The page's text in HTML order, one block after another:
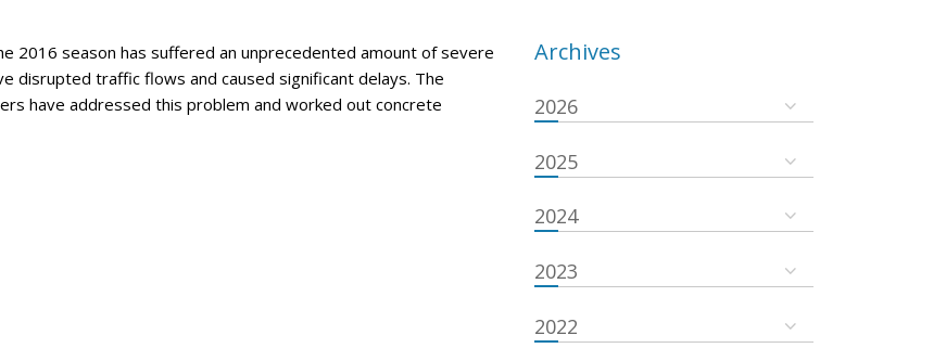
2016 season has suffered an unprecedented amount of severe
disrupted traffic flows and caused significant delays. The
have addressed this problem and worked out concrete
Archives
2026
2025
2024
2023
2022